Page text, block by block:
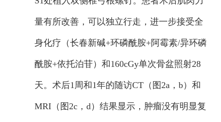
量有所改善，可以独立行走，进一步接受全
身化疗（长春新碱+环磷酰胺+阿霉素/异环磷
酰胺+依托泊苷）和160cGy单次骨盆照射28
天。术后1周和1年的随访CT（图2a，b）和
MRI（图2c，d）结果显示，肿瘤没有明显复